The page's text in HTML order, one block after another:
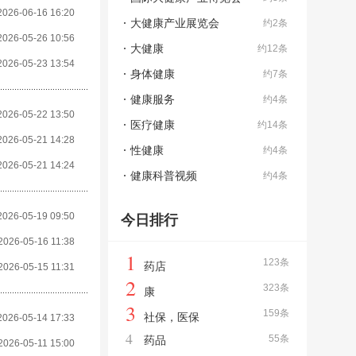
06-16 16:20
05-26 10:56
05-23 13:54
05-22 13:50
05-21 14:28
05-21 14:24
05-19 09:50
05-16 11:38
05-15 11:31
05-14 17:33
05-11 15:00
约2条
大健康产业展览会
约12条
大健康
约7条
身体健康
约4条
健康服务
约14条
医疗健康
约4条
性健康
约4条
健康科普视频
今日排行
123条
1 药店
323条
2 康
159条
3 社保，医保
55条
4 药品